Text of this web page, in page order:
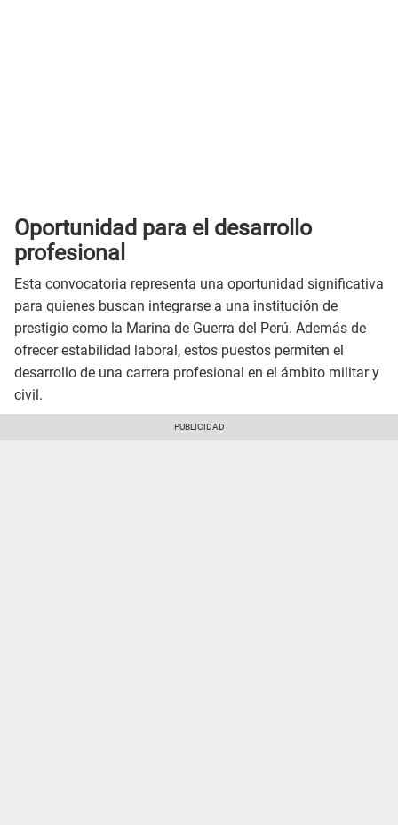
Oportunidad para el desarrollo
profesional
Esta convocatoria representa una oportunidad significativa
para quienes buscan integrarse a una institución de
prestigio como la Marina de Guerra del Perú. Además de
ofrecer estabilidad laboral, estos puestos permiten el
desarrollo de una carrera profesional en el ámbito militar y
civil.